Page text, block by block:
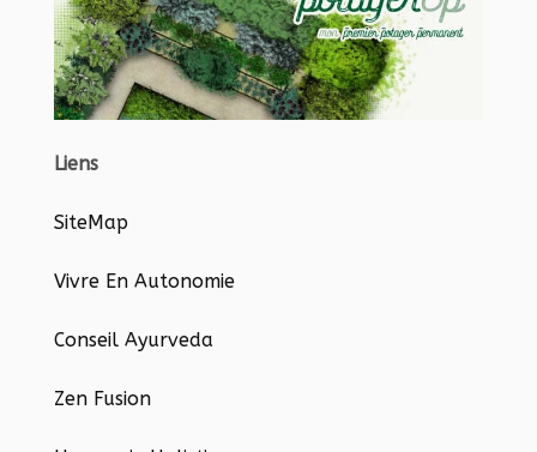
Liens
SiteMap
Vivre En Autonomie
Conseil Ayurveda
Zen Fusion